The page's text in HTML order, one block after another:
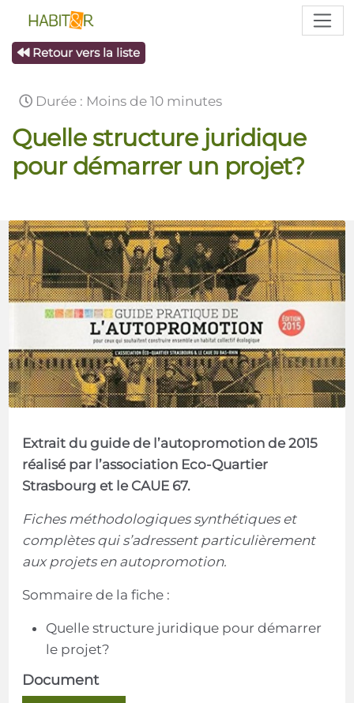
Retour vers la liste
Durée : Moins de 10 minutes
Quelle structure juridique
pour démarrer un projet?
Extrait du guide de l’autopromotion de 2015
réalisé par l’association Eco-Quartier
Strasbourg et le CAUE 67.
Fiches méthodologiques synthétiques et
complètes qui s’adressent particulièrement
aux projets en autopromotion.
Sommaire de la fiche :
Quelle structure juridique pour démarrer
le projet?
Document